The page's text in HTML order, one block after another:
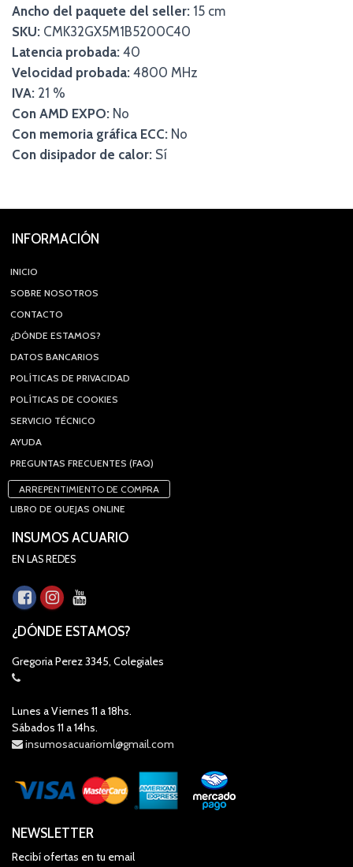
Ancho del paquete del seller: 15 cm
SKU: CMK32GX5M1B5200C40
Latencia probada: 40
Velocidad probada: 4800 MHz
IVA: 21 %
Con AMD EXPO: No
Con memoria gráfica ECC: No
Con disipador de calor: Sí
INFORMACIÓN
INICIO
SOBRE NOSOTROS
CONTACTO
¿DÓNDE ESTAMOS?
DATOS BANCARIOS
POLÍTICAS DE PRIVACIDAD
POLÍTICAS DE COOKIES
SERVICIO TÉCNICO
AYUDA
PREGUNTAS FRECUENTES (FAQ)
ARREPENTIMIENTO DE COMPRA
LIBRO DE QUEJAS ONLINE
INSUMOS ACUARIO
EN LAS REDES
¿DÓNDE ESTAMOS?
Gregoria Perez 3345, Colegiales
Lunes a Viernes 11 a 18hs.
Sábados 11 a 14hs.
insumosacuarioml@gmail.com
NEWSLETTER
Recibí ofertas en tu email